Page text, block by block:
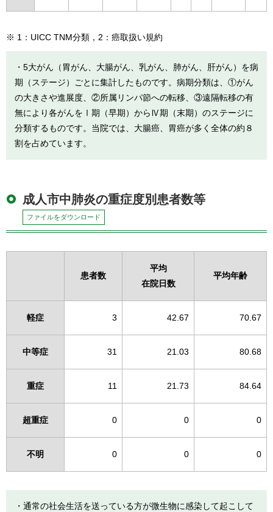
※ 1：UICC TNM分類，2：癌取扱い規約
・5大がん（胃がん、大腸がん、乳がん、肺がん、肝がん）を病
期（ステージ）ごとに集計したものです。病期分類は、①がん
の大きさや進展度、②所属リンパ節への転移、③遠隔転移の有
無により各がんをⅠ期（早期）からⅣ期（末期）のステージに
分類するものです。当院では、大腸癌、胃癌が多く全体の約８
割を占めています。
成人市中肺炎の重症度別患者数等
ファイルをダウンロード
患者数
平均
在院日数
平均年齢
軽症 3 42.67 70.67
中等症 31 21.03 80.68
重症 11 21.73 84.64
超重症 0 0 0
不明 0 0 0
・通常の社会生活を送っている方が微生物に感染して起こして